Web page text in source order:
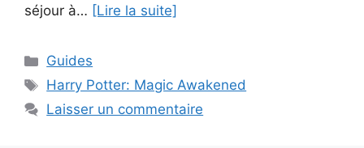
séjour à… [Lire la suite]
Catégories
Guides
Étiquettes
Harry Potter: Magic Awakened
Laisser un commentaire